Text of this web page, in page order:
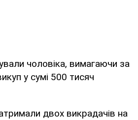
чоловіка, вимагаючи за
у сумі 500 тисяч
двох викрадачів на